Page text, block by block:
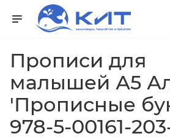
Прописи для
малышей А5
'Прописные
978-5-00161-